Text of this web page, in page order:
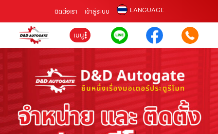
ติดต่อเรา เข้าสู่ระบบ LANGUAGE
เมนู